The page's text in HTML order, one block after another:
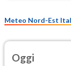
Meteo Nord-Est
Oggi